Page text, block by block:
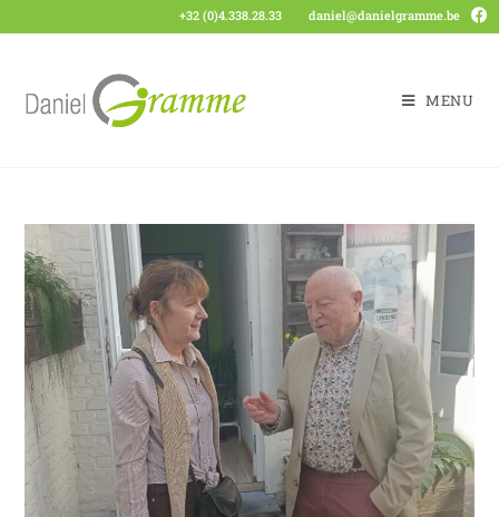
+32 (0)4.338.28.33 daniel@danielgramme.be
MENU